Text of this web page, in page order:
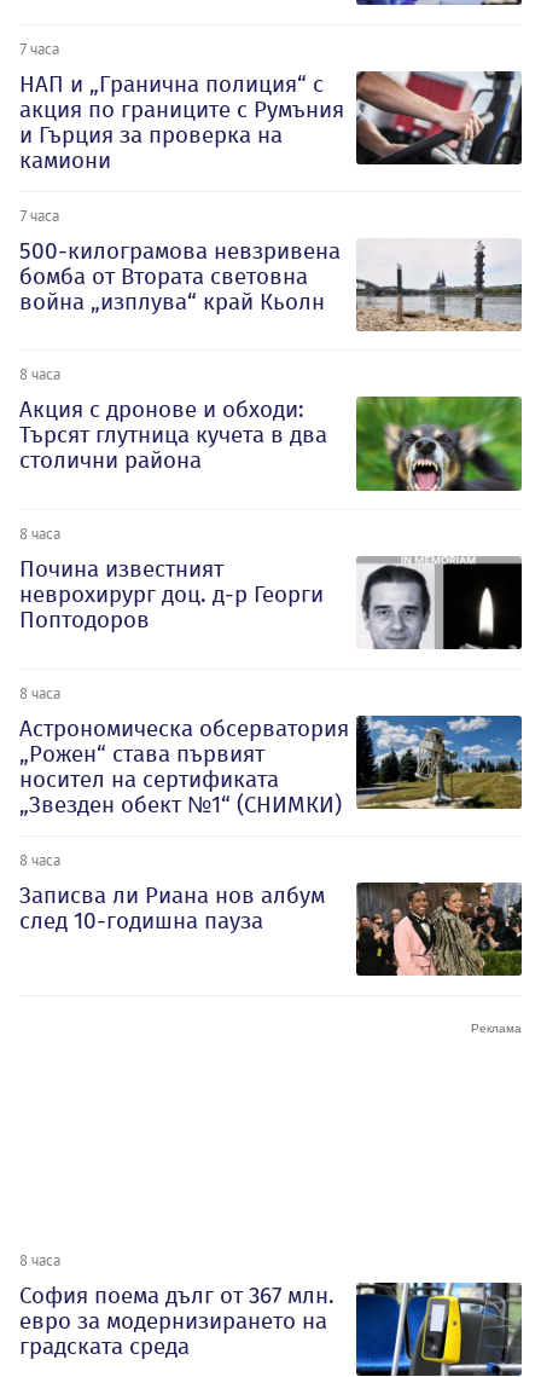
7 часа
НАП и „Гранична полиция“ с
акция по границите с Румъния
и Гърция за проверка на
камиони
7 часа
500-килограмова невзривена
бомба от Втората световна
война „изплува“ край Кьолн
8 часа
Акция с дронове и обходи:
Търсят глутница кучета в два
столични района
8 часа
Почина известният
неврохирург доц. д-р Георги
Поптодоров
8 часа
Астрономическа обсерватория
„Рожен“ става първият
носител на сертификата
„Звезден обект №1“ (СНИМКИ)
8 часа
Записва ли Риана нов албум
след 10-годишна пауза
8 часа
София поема дълг от 367 млн.
евро за модернизирането на
градската среда